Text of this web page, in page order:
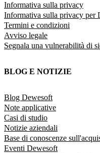
Informativa sulla privacy
Informativa sulla privacy per
Termini e condizioni
Avviso legale
Segnala una vulnerabilità di
BLOG E NOTIZIE
Blog Dewesoft
Note applicative
Casi di studio
Notizie aziendali
Base di conoscenze
Eventi Dewesoft